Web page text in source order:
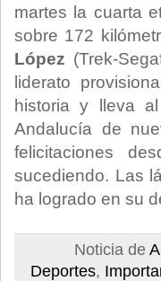
martes la cuarta
sobre 172
López (Trek-
liderato
historia y lleva
Andalucía de
felicitaciones
sucediendo. Las
ha logrado en su
Noticia de
Deportes,